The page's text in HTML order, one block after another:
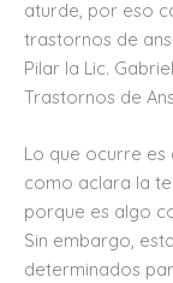
aturde, por eso
trastornos de
Pilar la Lic.
Trastornos de
Lo que ocurre es
como aclara la
porque es algo
Sin embargo,
determinados